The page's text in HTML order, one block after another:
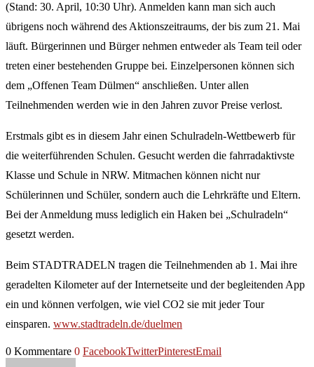
(Stand: 30. April, 10:30 Uhr). Anmelden kann man sich auch
übrigens noch während des Aktionszeitraums, der bis zum 21. Mai
läuft. Bürgerinnen und Bürger nehmen entweder als Team teil oder
treten einer bestehenden Gruppe bei. Einzelpersonen können sich
dem „Offenen Team Dülmen“ anschließen. Unter allen
Teilnehmenden werden wie in den Jahren zuvor Preise verlost.
Erstmals gibt es in diesem Jahr einen Schulradeln-Wettbewerb für
die weiterführenden Schulen. Gesucht werden die fahrradaktivste
Klasse und Schule in NRW. Mitmachen können nicht nur
Schülerinnen und Schüler, sondern auch die Lehrkräfte und Eltern.
Bei der Anmeldung muss lediglich ein Haken bei „Schulradeln“
gesetzt werden.
Beim STADTRADELN tragen die Teilnehmenden ab 1. Mai ihre
geradelten Kilometer auf der Internetseite und der begleitenden App
ein und können verfolgen, wie viel CO2 sie mit jeder Tour
einsparen. www.stadtradeln.de/duelmen
0 Kommentare 0 FacebookTwitterPinterestEmail